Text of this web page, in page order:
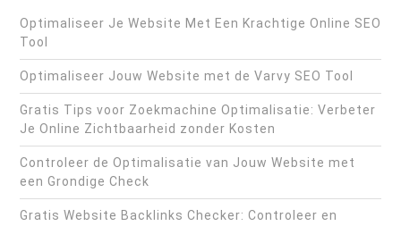
Optimaliseer Je Website Met Een Krachtige Online SEO
Tool
Optimaliseer Jouw Website met de Varvy SEO Tool
Gratis Tips voor Zoekmachine Optimalisatie: Verbeter
Je Online Zichtbaarheid zonder Kosten
Controleer de Optimalisatie van Jouw Website met
een Grondige Check
Gratis Website Backlinks Checker: Controleer en